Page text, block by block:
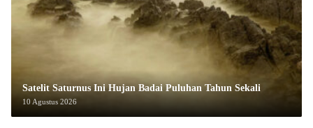
Satelit Saturnus Ini Hujan Badai Puluhan Tahun Sekali
10 Agustus 2026